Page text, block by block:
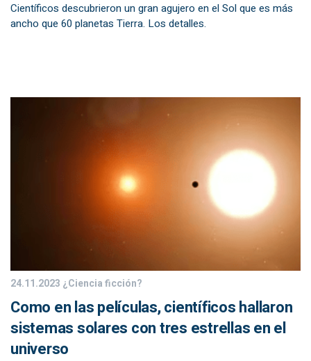
Científicos descubrieron un gran agujero en el Sol que es más
ancho que 60 planetas Tierra. Los detalles.
24.11.2023 ¿Ciencia ficción?
Como en las películas, científicos hallaron
sistemas solares con tres estrellas en el
universo